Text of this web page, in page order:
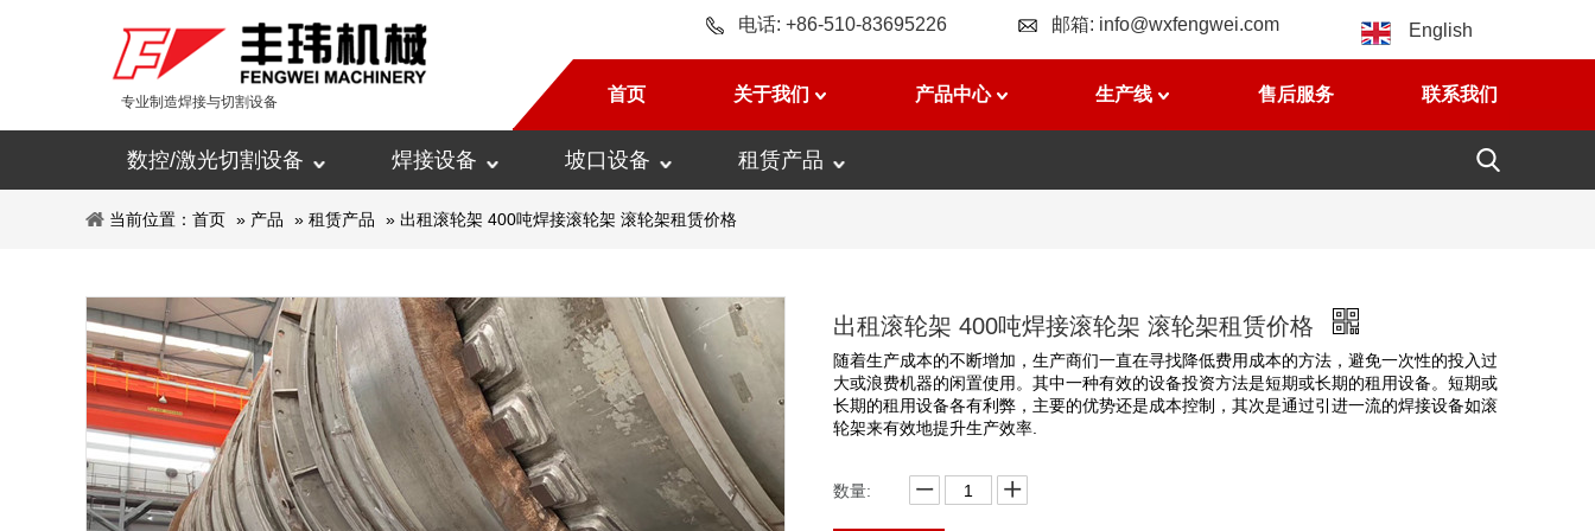
专业制造焊接与切割设备
电话: +86-510-83695226 邮箱: info@wxfengwei.com English
首页 关于我们 产品中心 生产线 售后服务 联系我们
数控/激光切割设备 焊接设备 坡口设备 租赁产品
当前位置： 首页 » 产品 » 租赁产品 » 出租滚轮架 400吨焊接滚轮架 滚轮架租赁价格
出租滚轮架 400吨焊接滚轮架 滚轮架租赁价格
随着生产成本的不断增加，生产商们一直在寻找降低费用成本的方法，避免一次性的投入过
大或浪费机器的闲置使用。其中一种有效的设备投资方法是短期或长期的租用设备。短期或
长期的租用设备各有利弊，主要的优势还是成本控制，其次是通过引进一流的焊接设备如滚
轮架来有效地提升生产效率.
数量: